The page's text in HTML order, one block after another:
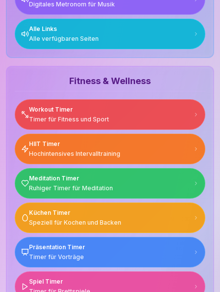
Digitales Metronom für Musik
Alle Links
Alle verfügbaren Seiten
Fitness & Wellness
Workout Timer
Timer für Fitness und Sport
HIIT Timer
Hochintensives Intervalltraining
Meditation Timer
Ruhiger Timer für Meditation
Küchen Timer
Speziell für Kochen und Backen
Präsentation Timer
Timer für Vorträge
Spiel Timer